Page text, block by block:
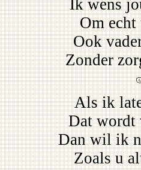
Ik wens
Om
Ook
Zonder
Als ik
Dat wordt
Dan wil ik
Zoals u